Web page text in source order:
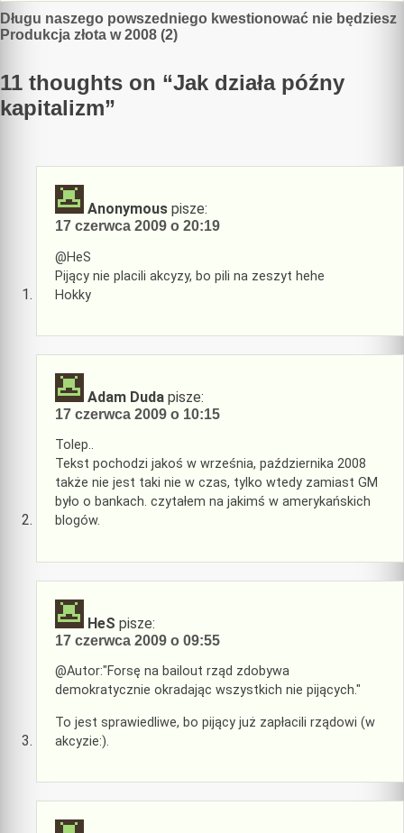
Nawigacja
wpisu
Długu naszego powszedniego kwestionować nie będziesz
Produkcja złota w 2008 (2)
11 thoughts on “Jak działa późny
kapitalizm”
Anonymous pisze:
17 czerwca 2009 o 20:19
@HeS
Pijący nie placili akcyzy, bo pili na zeszyt hehe
Hokky
Adam Duda pisze:
17 czerwca 2009 o 10:15
Tolep..
Tekst pochodzi jakoś w września, października 2008
także nie jest taki nie w czas, tylko wtedy zamiast GM
było o bankach. czytałem na jakimś w amerykańskich
blogów.
HeS pisze:
17 czerwca 2009 o 09:55
@Autor:"Forsę na bailout rząd zdobywa
demokratycznie okradając wszystkich nie pijących."
To jest sprawiedliwe, bo pijący już zapłacili rządowi (w
akcyzie:).